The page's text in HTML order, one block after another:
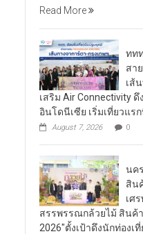
Read More
ทท
สา
เส้
เสริม Air Connectivity
อินโดนีเซีย เริ่มเที่ยวแร
August 7, 2026 0
นค
สิน
เศ
สรรพรรณกล้วยไม้ สินค้
2026″ตั้งเป้าดึงนักท่องเ